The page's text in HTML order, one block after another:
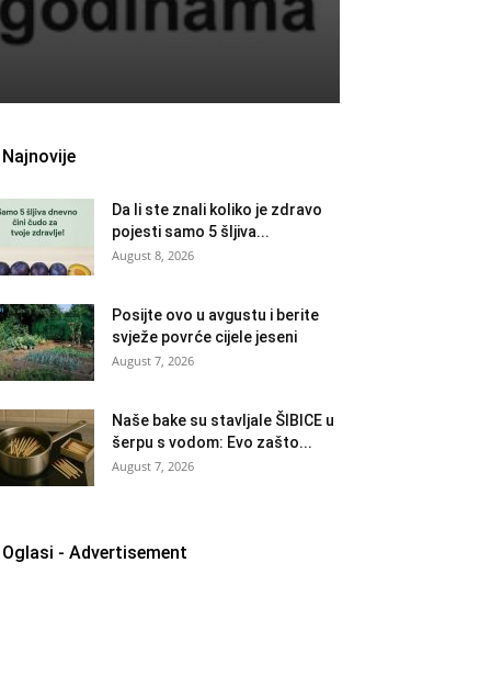
Najnovije
Da li ste znali koliko je zdravo
pojesti samo 5 šljiva...
August 8, 2026
Posijte ovo u avgustu i berite
svježe povrće cijele jeseni
August 7, 2026
Naše bake su stavljale ŠIBICE u
šerpu s vodom: Evo zašto...
August 7, 2026
Oglasi - Advertisement